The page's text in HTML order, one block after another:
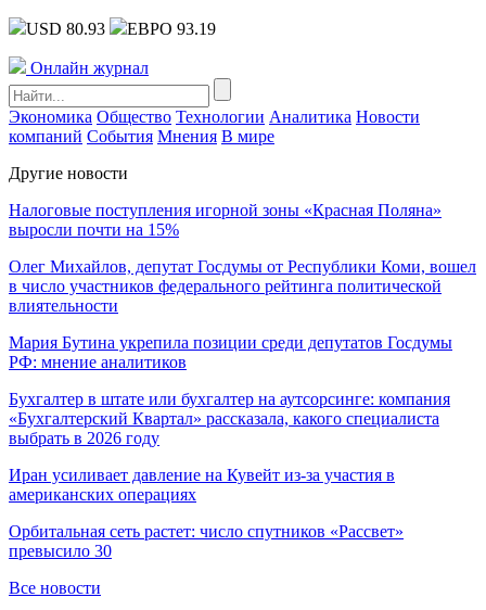
USD 80.93 ЕВРО 93.19
Онлайн журнал
Экономика Общество Технологии Аналитика Новости
компаний События Мнения В мире
Другие новости
Налоговые поступления игорной зоны «Красная Поляна»
выросли почти на 15%
Олег Михайлов, депутат Госдумы от Республики Коми, вошел
в число участников федерального рейтинга политической
влиятельности
Мария Бутина укрепила позиции среди депутатов Госдумы
РФ: мнение аналитиков
Бухгалтер в штате или бухгалтер на аутсорсинге: компания
«Бухгалтерский Квартал» рассказала, какого специалиста
выбрать в 2026 году
Иран усиливает давление на Кувейт из-за участия в
американских операциях
Орбитальная сеть растет: число спутников «Рассвет»
превысило 30
Все новости